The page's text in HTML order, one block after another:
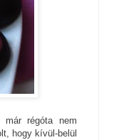
már régóta nem
hogy kívül-belül